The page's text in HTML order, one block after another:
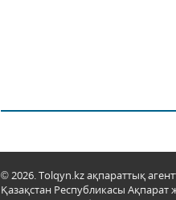
© 2026. Tolqyn.kz ақпараттық
Қазақстан Республикасы Ақпарат